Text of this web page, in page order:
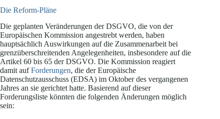
Die Reform-Pläne
Die geplanten Veränderungen der DSGVO, die von der
Europäischen Kommission angestrebt werden, haben
hauptsächlich Auswirkungen auf die Zusammenarbeit bei
grenzüberschreitenden Angelegenheiten, insbesondere auf die
Artikel 60 bis 65 der DSGVO. Die Kommission reagiert
damit aufForderungen, die der Europäische
Datenschutzausschuss (EDSA) im Oktober des vergangenen
Jahres an sie gerichtet hatte. Basierend auf dieser
Forderungsliste könnten die folgenden Änderungen möglich
sein: